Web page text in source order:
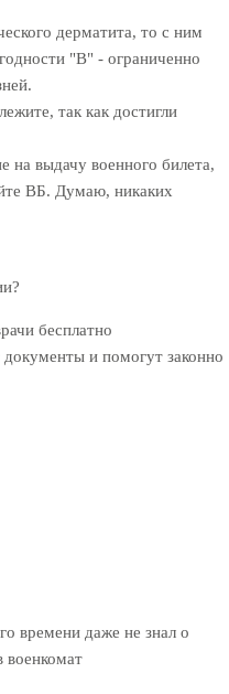
дерматита, то с ним
"В" - ограниченно
так как достигли
на выдачу военного билета,
ВБ. Думаю, никаких
бесплатно
и помогут законно
времени даже не знал о